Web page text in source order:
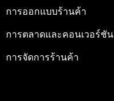
การออกแบบร้านค้า
การตลาดและคอนเวอร์ชัน
การจัดการร้านค้า